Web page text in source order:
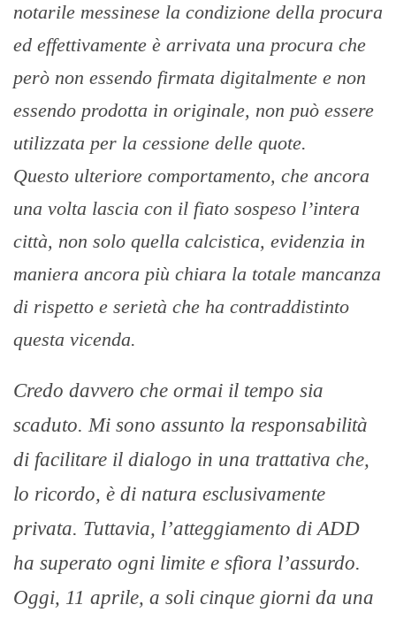
notarile messinese la condizione della procura
ed effettivamente è arrivata una procura che
però non essendo firmata digitalmente e non
essendo prodotta in originale, non può essere
utilizzata per la cessione delle quote.
Questo ulteriore comportamento, che ancora
una volta lascia con il fiato sospeso l’intera
città, non solo quella calcistica, evidenzia in
maniera ancora più chiara la totale mancanza
di rispetto e serietà che ha contraddistinto
questa vicenda.
Credo davvero che ormai il tempo sia
scaduto. Mi sono assunto la responsabilità
di facilitare il dialogo in una trattativa che,
lo ricordo, è di natura esclusivamente
privata. Tuttavia, l’atteggiamento di ADD
ha superato ogni limite e sfiora l’assurdo.
Oggi, 11 aprile, a soli cinque giorni da una